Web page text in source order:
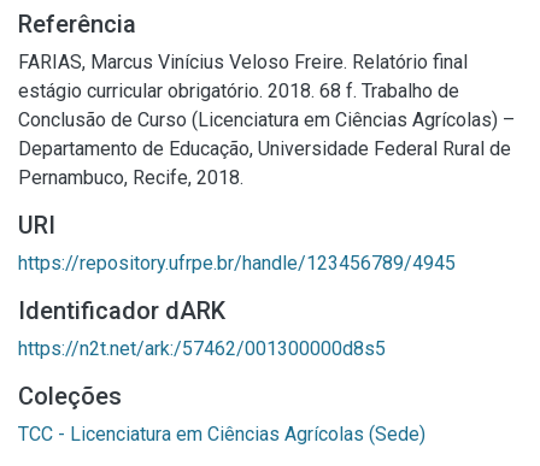
Referência
FARIAS, Marcus Vinícius Veloso Freire. Relatório final
estágio curricular obrigatório. 2018. 68 f. Trabalho de
Conclusão de Curso (Licenciatura em Ciências Agrícolas) –
Departamento de Educação, Universidade Federal Rural de
Pernambuco, Recife, 2018.
URI
https://repository.ufrpe.br/handle/123456789/4945
Identificador dARK
https://n2t.net/ark:/57462/001300000d8s5
Coleções
TCC - Licenciatura em Ciências Agrícolas (Sede)